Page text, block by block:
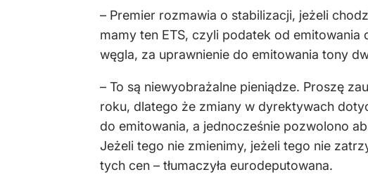
– Premier rozmawia o stabilizacji, jeżeli
mamy ten ETS, czyli podatek od
węgla, za uprawnienie do emitowania tony
– To są niewyobrażalne pieniądze. Proszę
roku, dlatego że zmiany w dyrektywach
do emitowania, a jednocześnie pozwolono
Jeżeli tego nie zmienimy, jeżeli tego nie
tych cen – tłumaczyła eurodeputowana.